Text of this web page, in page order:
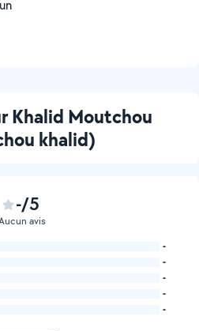
Khalid Moutchou
khalid)
-/5
avis
-
-
-
-
-